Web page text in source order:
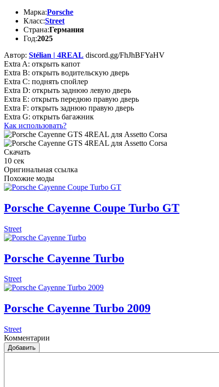
Марка:Porsche
Класс:Street
Страна:Германия
Год:2025
Автор: Stélian | 4REAL discord.gg/FhJhBFYaHV
Extra A: открыть капот
Extra B: открыть водительскую дверь
Extra C: поднять спойлер
Extra D: открыть заднюю левую дверь
Extra E: открыть передюю правую дверь
Extra F: открыть заднюю правую дверь
Extra G: открыть багажник
Как использовать?
Скачать
10 сек
Оригинальная ссылка
Похожие моды
Porsche Cayenne Coupe Turbo GT
Street
Porsche Cayenne Turbo
Street
Porsche Cayenne Turbo 2009
Street
Комментарии
Добавить